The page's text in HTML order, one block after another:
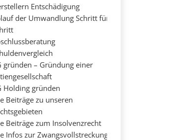
Entschädigung
der Umwandlung Schritt für
gründen – Gründung einer
Holding gründen
Beiträge zu unseren
Beiträge zum Insolvenzrecht
Infos zur Zwangsvollstreckung